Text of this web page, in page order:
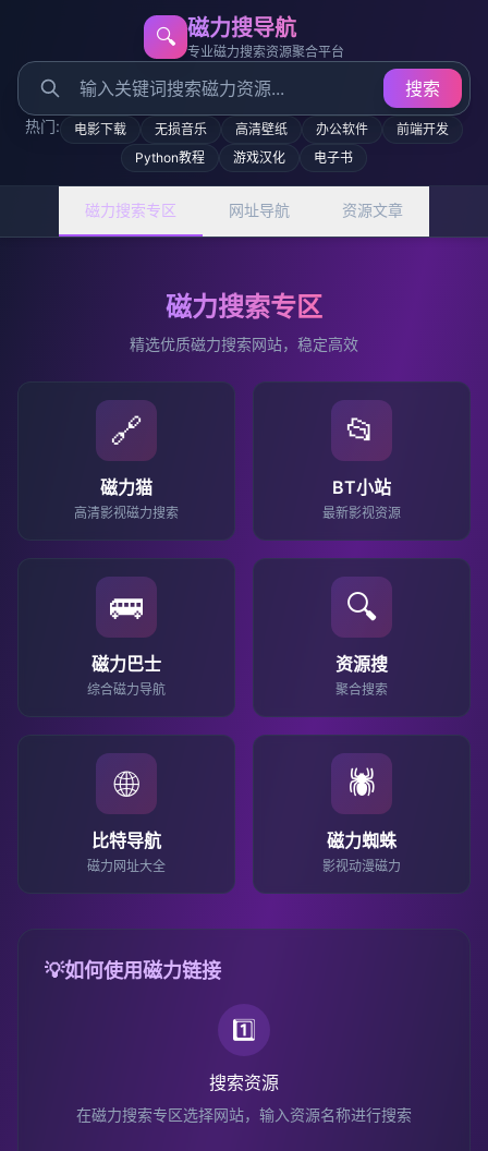
🔍 磁力搜导航
专业磁力搜索资源聚合平台
搜索
热门: 电影下载 无损音乐 高清壁纸 办公软件
前端开发
Python教程
游戏汉化 电子书
磁力搜索专区 网址导航 资源文章
磁力搜索专区
精选优质磁力搜索网站，稳定高效
🔗
磁力猫
高清影视磁力搜索
📂
BT小站
最新影视资源
🚌
磁力巴士
综合磁力导航
🔍
资源搜
聚合搜索
🌐
比特导航
磁力网址大全
🕷️
磁力蜘蛛
影视动漫磁力
💡如何使用磁力链接
1️⃣
搜索资源
在磁力搜索专区选择网站，输入资源名称进行搜索